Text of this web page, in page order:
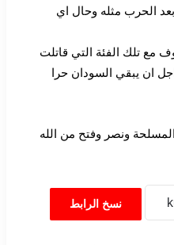
الحرب مثله وحال اي
مع تلك الفئة التي قاتلت
ان يبقي السودان حرا
ونصر وفتح من الله
نسخ الرابط